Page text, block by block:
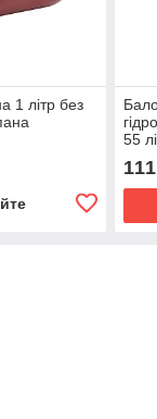
1 літр без
55